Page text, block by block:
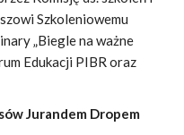
Szkoleniowemu
„Biegle na ważne
Edukacji PIBR oraz
Jurandem Dropem